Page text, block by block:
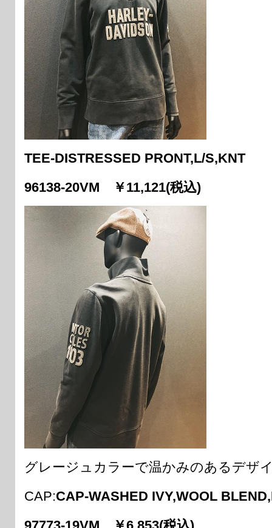
TEE-DISTRESSED PRONT,L/S,KNT
96138-20VM ￥11,121(税込)
グレージュカラーで温かみのあるデザ
CAP:CAP-WASHED IVY,WOOL